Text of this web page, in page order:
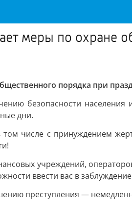
меры по охране
порядка при
безопасности
дни.
числе с принуждением
учреждений,
ввести вас в
преступления —